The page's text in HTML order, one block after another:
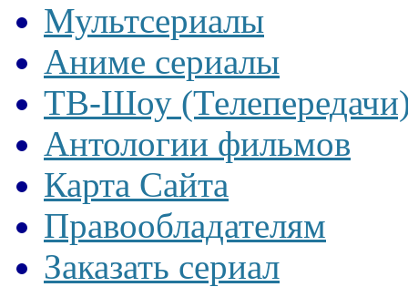
Мультсериалы
Аниме сериалы
ТВ-Шоу
Антологии фильмов
Карта Сайта
Правообладателям
Заказать сериал